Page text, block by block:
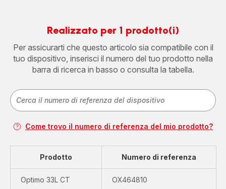
Realizzato per 1 prodotto(i)
Per assicurarti che questo articolo sia compatibile con il
tuo dispositivo, inserisci il numero del tuo prodotto nella
barra di ricerca in basso o consulta la tabella.
Come trovo il numero di referenza del mio prodotto?
Prodotto Numero di referenza
Optimo 33L CT OX464810